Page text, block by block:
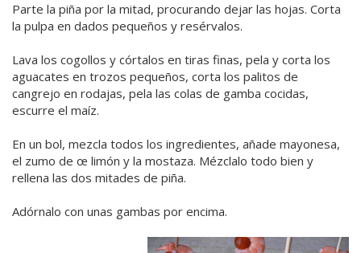
Parte la piña por la mitad, procurando dejar las hojas. Corta
la pulpa en dados pequeños y resérvalos.
Lava los cogollos y córtalos en tiras finas, pela y corta los
aguacates en trozos pequeños, corta los palitos de
cangrejo en rodajas, pela las colas de gamba cocidas,
escurre el maíz.
En un bol, mezcla todos los ingredientes, añade mayonesa,
el zumo de œ limón y la mostaza. Mézclalo todo bien y
rellena las dos mitades de piña.
Adórnalo con unas gambas por encima.